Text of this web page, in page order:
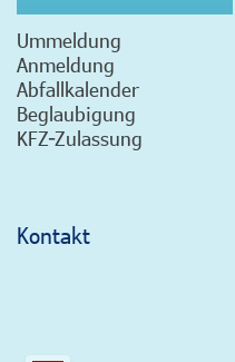
Ummeldung
Anmeldung
Abfallkalender
Beglaubigung
KFZ-Zulassung
Kontakt